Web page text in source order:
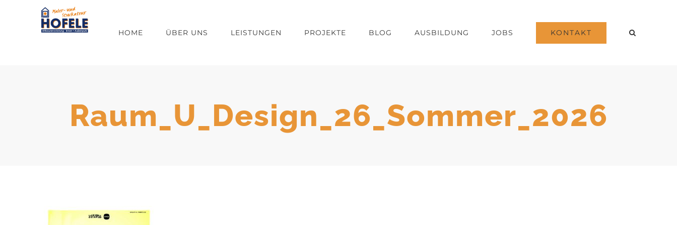
HOME ÜBER UNS LEISTUNGEN PROJEKTE BLOG AUSBILDUNG JOBS KONTAKT
Raum_U_Design_26_Sommer_2026